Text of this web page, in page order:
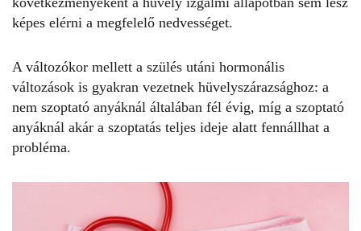
képes elérni a megfelelő nedvességet.
A változókor mellett a szülés utáni hormonális
változások is gyakran vezetnek hüvelyszárazsághoz: a
nem szoptató anyáknál általában fél évig, míg a szoptató
anyáknál akár a szoptatás teljes ideje alatt fennállhat a
probléma.